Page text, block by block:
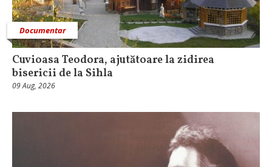
Documentar
Cuvioasa Teodora, ajutătoare la zidirea
bisericii de la Sihla
09 Aug, 2026